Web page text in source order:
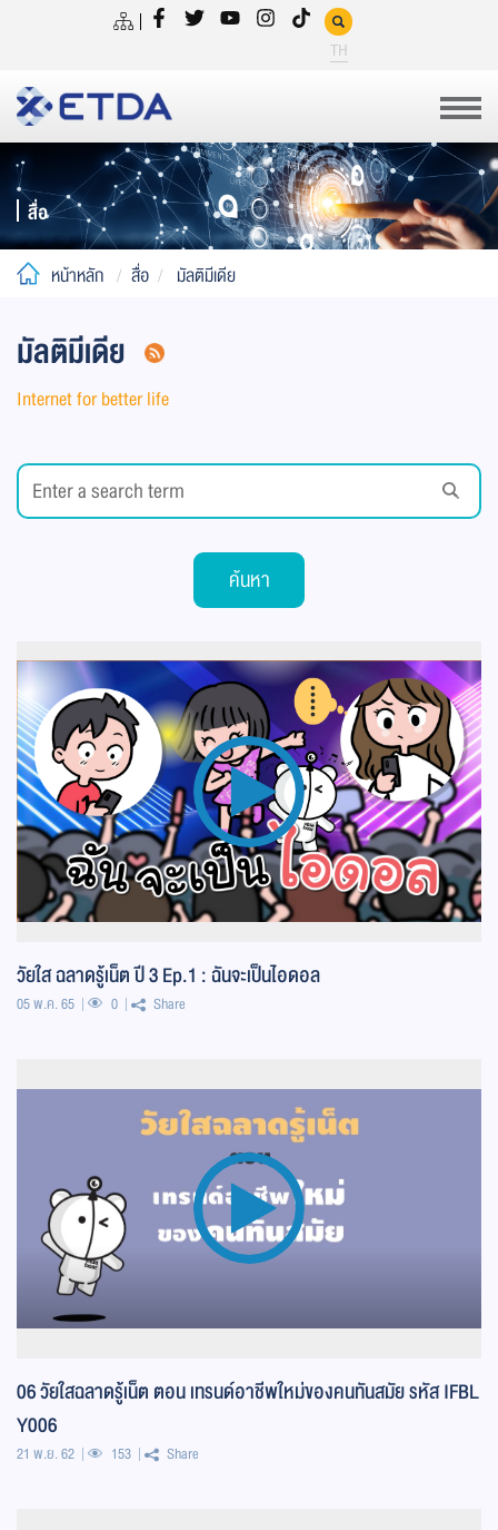
TH
สื่อ
หน้าหลัก สื่อ มัลติมีเดีย
มัลติมีเดีย
Internet for better life
ค้นหา
วัยใส ฉลาดรู้เน็ต ปี 3 Ep.1 : ฉันจะเป็นไอดอล
05 พ.ค. 65 0 Share
06 วัยใสฉลาดรู้เน็ต ตอน เทรนด์อาชีพใหม่ของคนทันสมัย รหัส IFBL
Y006
21 พ.ย. 62 153 Share